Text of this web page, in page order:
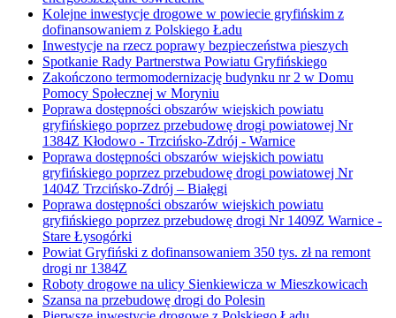
Kolejne inwestycje drogowe w powiecie gryfińskim z
dofinansowaniem z Polskiego Ładu
Inwestycje na rzecz poprawy bezpieczeństwa pieszych
Spotkanie Rady Partnerstwa Powiatu Gryfińskiego
Zakończono termomodernizację budynku nr 2 w Domu
Pomocy Społecznej w Moryniu
Poprawa dostępności obszarów wiejskich powiatu
gryfińskiego poprzez przebudowę drogi powiatowej Nr
1384Z Kłodowo - Trzcińsko-Zdrój - Warnice
Poprawa dostępności obszarów wiejskich powiatu
gryfińskiego poprzez przebudowę drogi powiatowej Nr
1404Z Trzcińsko-Zdrój – Białęgi
Poprawa dostępności obszarów wiejskich powiatu
gryfińskiego poprzez przebudowę drogi Nr 1409Z Warnice -
Stare Łysogórki
Powiat Gryfiński z dofinansowaniem 350 tys. zł na remont
drogi nr 1384Z
Roboty drogowe na ulicy Sienkiewicza w Mieszkowicach
Szansa na przebudowę drogi do Polesin